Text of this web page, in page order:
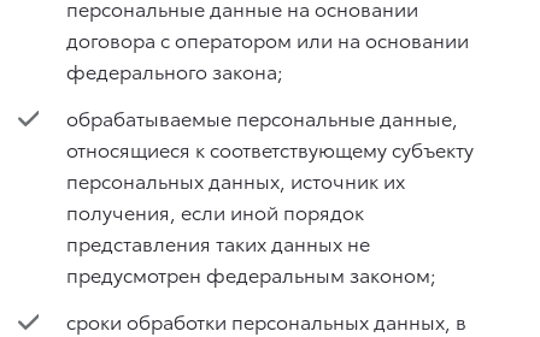
персональные данные на основании
договора с оператором или на основании
федерального закона;
обрабатываемые персональные данные,
относящиеся к соответствующему субъекту
персональных данных, источник их
получения, если иной порядок
представления таких данных не
предусмотрен федеральным законом;
сроки обработки персональных данных, в